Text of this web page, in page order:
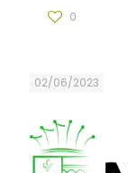
0
02/06/2023